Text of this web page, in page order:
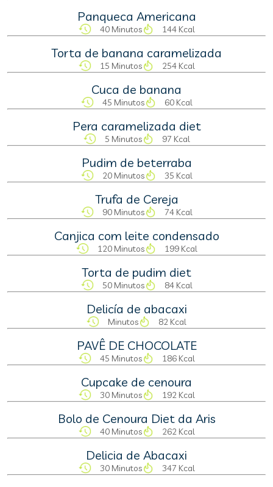
Panqueca Americana
40 Minutos 144 Kcal
Torta de banana caramelizada
15 Minutos 254 Kcal
Cuca de banana
45 Minutos 60 Kcal
Pera caramelizada diet
5 Minutos 97 Kcal
Pudim de beterraba
20 Minutos 35 Kcal
Trufa de Cereja
90 Minutos 74 Kcal
Canjica com leite condensado
120 Minutos 199 Kcal
Torta de pudim diet
50 Minutos 84 Kcal
Delicía de abacaxi
Minutos 82 Kcal
PAVÊ DE CHOCOLATE
45 Minutos 186 Kcal
Cupcake de cenoura
30 Minutos 192 Kcal
Bolo de Cenoura Diet da Aris
40 Minutos 262 Kcal
Delicia de Abacaxi
30 Minutos 347 Kcal